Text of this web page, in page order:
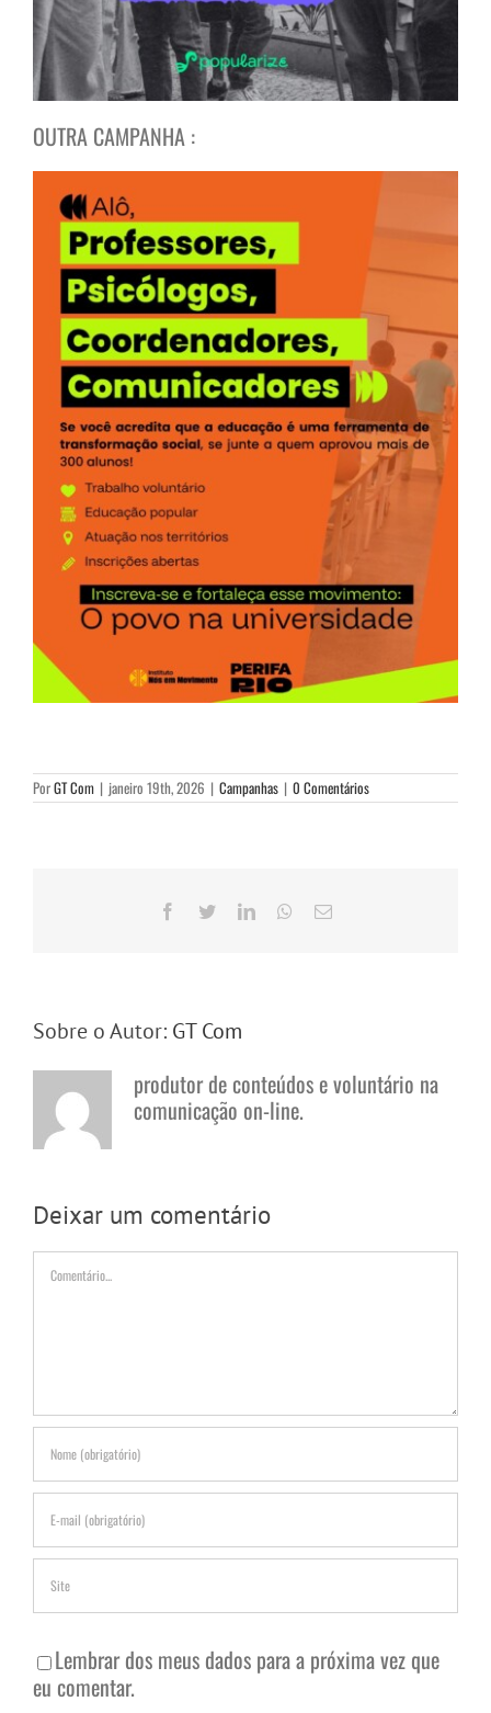
OUTRA CAMPANHA :
PorGT Com | janeiro 19th, 2026 | Campanhas | 0 Comentários
Facebook
TwitterLinkedInWhatsApp
E-
Sobre o Autor: GT Com
produtor de conteúdos e voluntário na
comunicação on-line.
Deixar um comentário
Comentário
Lembrar dos meus dados para a próxima vez que
eu comentar.